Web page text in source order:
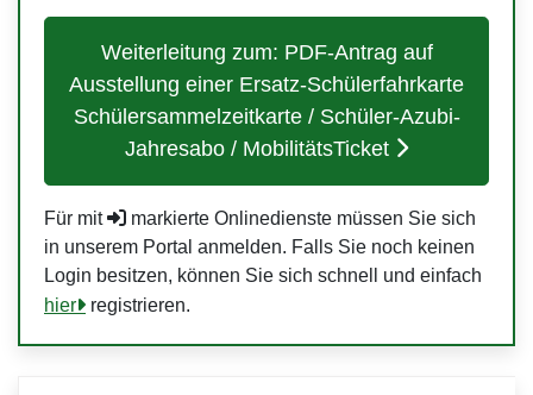
Weiterleitung zum: PDF-Antrag auf
Ausstellung einer Ersatz-Schülerfahrkarte
Schülersammelzeitkarte / Schüler-Azubi-
Jahresabo / MobilitätsTicket
Für mit
markierte Onlinedienste müssen Sie sich
in unserem Portal anmelden. Falls Sie noch keinen
Login besitzen, können Sie sich schnell und einfach
hier
registrieren.